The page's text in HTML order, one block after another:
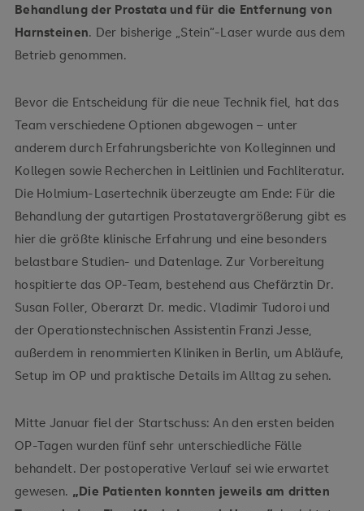
Behandlung der Prostata und für die Entfernung von
Harnsteinen. Der bisherige „Stein“-Laser wurde aus dem
Betrieb genommen.
Bevor die Entscheidung für die neue Technik fiel, hat das
Team verschiedene Optionen abgewogen – unter
anderem durch Erfahrungsberichte von Kolleginnen und
Kollegen sowie Recherchen in Leitlinien und Fachliteratur.
Die Holmium-Lasertechnik überzeugte am Ende: Für die
Behandlung der gutartigen Prostatavergrößerung gibt es
hier die größte klinische Erfahrung und eine besonders
belastbare Studien- und Datenlage. Zur Vorbereitung
hospitierte das OP-Team, bestehend aus Chefärztin Dr.
Susan Foller, Oberarzt Dr. medic. Vladimir Tudoroi und
der Operationstechnischen Assistentin Franzi Jesse,
außerdem in renommierten Kliniken in Berlin, um Abläufe,
Setup im OP und praktische Details im Alltag zu sehen.
Mitte Januar fiel der Startschuss: An den ersten beiden
OP-Tagen wurden fünf sehr unterschiedliche Fälle
behandelt. Der postoperative Verlauf sei wie erwartet
gewesen. „Die Patienten konnten jeweils am dritten